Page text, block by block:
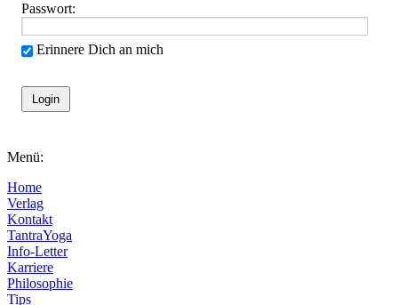
Passwort:
Erinnere Dich an mich
Menü:
Home
Verlag
Kontakt
TantraYoga
Info-Letter
Karriere
Philosophie
Tips